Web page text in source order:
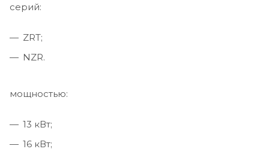
серий:
ZRT;
NZR.
мощностью:
13 кВт;
16 кВт;